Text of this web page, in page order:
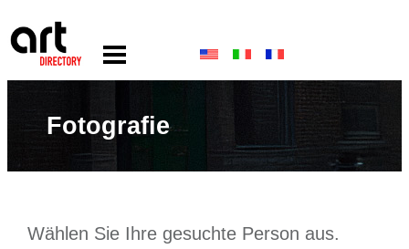
Fotografie
Wählen Sie Ihre gesuchte Person aus.